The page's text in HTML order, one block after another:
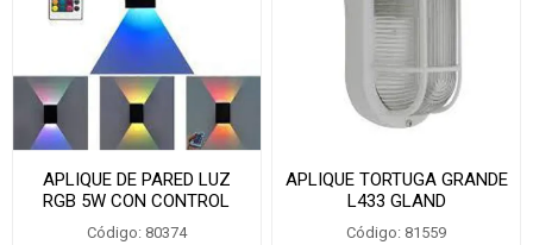
APLIQUE DE PARED LUZ
RGB 5W CON CONTROL
REMOTO-QD-5W
Código: 80374
APLIQUE TORTUGA GRANDE
L433 GLAND
Código: 81559